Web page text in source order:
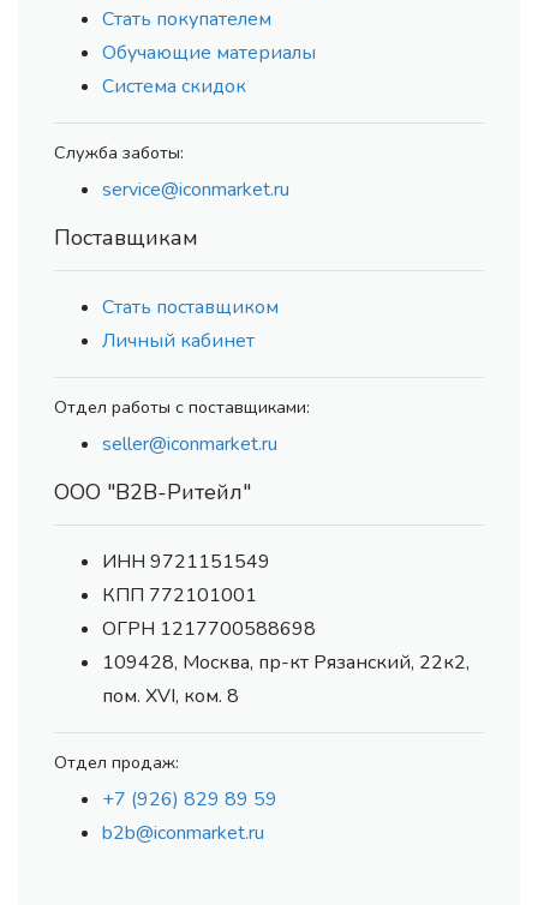
Стать покупателем
Обучающие материалы
Система скидок
Служба заботы:
service@iconmarket.ru
Поставщикам
Стать поставщиком
Личный кабинет
Отдел работы с поставщиками:
seller@iconmarket.ru
ООО "В2В-Ритейл"
ИНН 9721151549
КПП 772101001
ОГРН 1217700588698
109428, Москва, пр-кт Рязанский, 22к2,
пом. XVI, ком. 8
Отдел продаж:
+7 (926) 829 89 59
b2b@iconmarket.ru